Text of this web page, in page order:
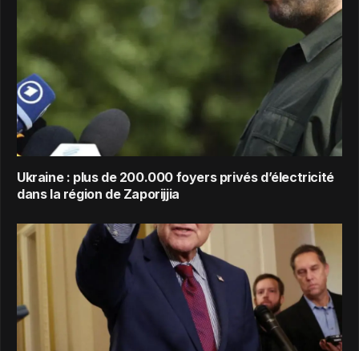
Ukraine : plus de 200.000 foyers privés d’électricité
dans la région de Zaporijjia